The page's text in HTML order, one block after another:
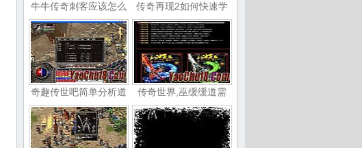
牛牛传奇刺客应该怎么 传奇再现2如何快速学
奇趣传世吧简单分析道 传奇世界,巫缓缓道需